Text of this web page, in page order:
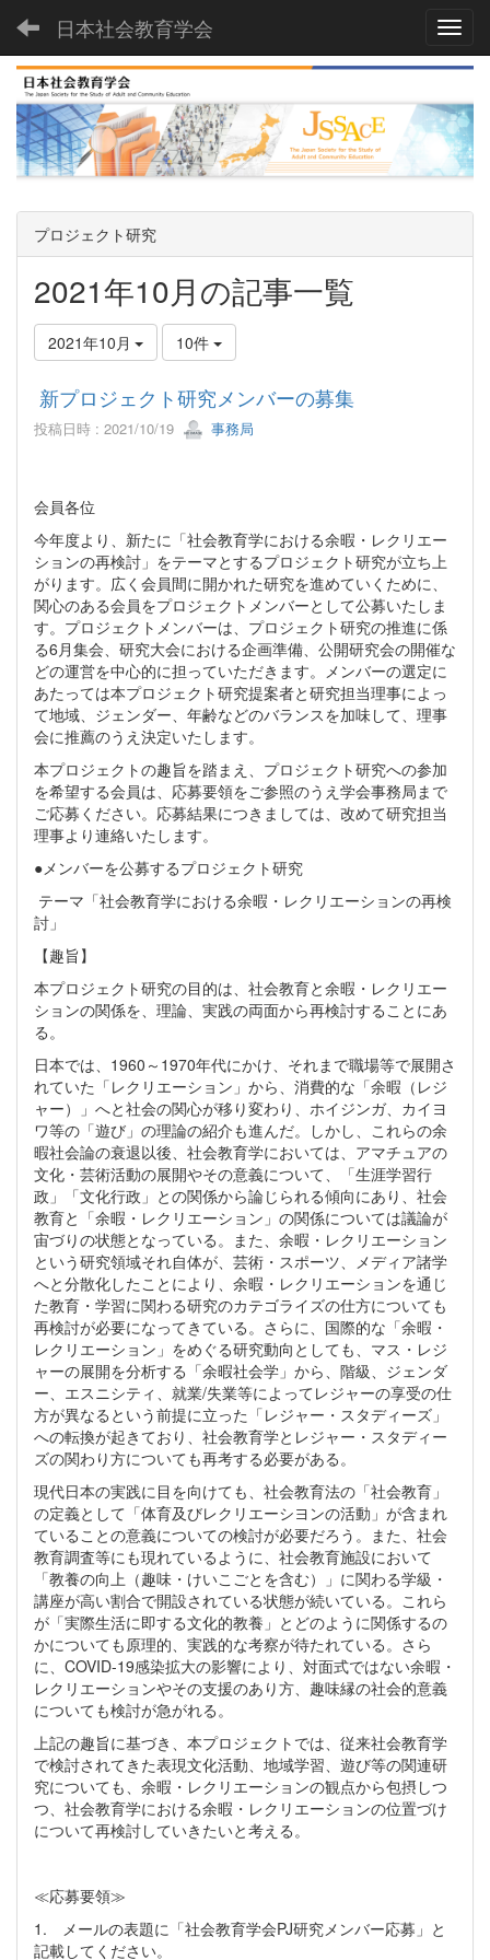
日本社会教育学会
プロジェクト研究
2021年10月の記事一覧
2021年10月 10件
新プロジェクト研究メンバーの募集
投稿日時 : 2021/10/19 事務局
会員各位
今年度より、新たに「社会教育学における余暇・レクリエー
ションの再検討」をテーマとするプロジェクト研究が立ち上
がります。広く会員間に開かれた研究を進めていくために、
関心のある会員をプロジェクトメンバーとして公募いたしま
す。プロジェクトメンバーは、プロジェクト研究の推進に係
る6月集会、研究大会における企画準備、公開研究会の開催な
どの運営を中心的に担っていただきます。メンバーの選定に
あたっては本プロジェクト研究提案者と研究担当理事によっ
て地域、ジェンダー、年齢などのバランスを加味して、理事
会に推薦のうえ決定いたします。
本プロジェクトの趣旨を踏まえ、プロジェクト研究への参加
を希望する会員は、応募要領をご参照のうえ学会事務局まで
ご応募ください。応募結果につきましては、改めて研究担当
理事より連絡いたします。
●メンバーを公募するプロジェクト研究
テーマ「社会教育学における余暇・レクリエーションの再検
討」
【趣旨】
本プロジェクト研究の目的は、社会教育と余暇・レクリエー
ションの関係を、理論、実践の両面から再検討することにあ
る。
日本では、1960～1970年代にかけ、それまで職場等で展開さ
れていた「レクリエーション」から、消費的な「余暇（レジ
ャー）」へと社会の関心が移り変わり、ホイジンガ、カイヨ
ワ等の「遊び」の理論の紹介も進んだ。しかし、これらの余
暇社会論の衰退以後、社会教育学においては、アマチュアの
文化・芸術活動の展開やその意義について、「生涯学習行
政」「文化行政」との関係から論じられる傾向にあり、社会
教育と「余暇・レクリエーション」の関係については議論が
宙づりの状態となっている。また、余暇・レクリエーション
という研究領域それ自体が、芸術・スポーツ、メディア諸学
へと分散化したことにより、余暇・レクリエーションを通じ
た教育・学習に関わる研究のカテゴライズの仕方についても
再検討が必要になってきている。さらに、国際的な「余暇・
レクリエーション」をめぐる研究動向としても、マス・レジ
ャーの展開を分析する「余暇社会学」から、階級、ジェンダ
ー、エスニシティ、就業/失業等によってレジャーの享受の仕
方が異なるという前提に立った「レジャー・スタディーズ」
への転換が起きており、社会教育学とレジャー・スタディー
ズの関わり方についても再考する必要がある。
現代日本の実践に目を向けても、社会教育法の「社会教育」
の定義として「体育及びレクリエーシヨンの活動」が含まれ
ていることの意義についての検討が必要だろう。また、社会
教育調査等にも現れているように、社会教育施設において
「教養の向上（趣味・けいこごとを含む）」に関わる学級・
講座が高い割合で開設されている状態が続いている。これら
が「実際生活に即する文化的教養」とどのように関係するの
かについても原理的、実践的な考察が待たれている。さら
に、COVID-19感染拡大の影響により、対面式ではない余暇・
レクリエーションやその支援のあり方、趣味縁の社会的意義
についても検討が急がれる。
上記の趣旨に基づき、本プロジェクトでは、従来社会教育学
で検討されてきた表現文化活動、地域学習、遊び等の関連研
究についても、余暇・レクリエーションの観点から包摂しつ
つ、社会教育学における余暇・レクリエーションの位置づけ
について再検討していきたいと考える。
≪応募要領≫
1. メールの表題に「社会教育学会PJ研究メンバー応募」と
記載してください。